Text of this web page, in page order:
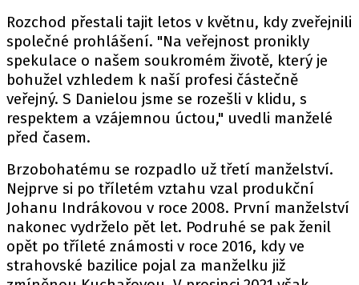
Rozchod přestali tajit letos v květnu, kdy zveřejnili
společné prohlášení. "Na veřejnost pronikly
spekulace o našem soukromém životě, který je
bohužel vzhledem k naší profesi částečně
veřejný. S Danielou jsme se rozešli v klidu, s
respektem a vzájemnou úctou," uvedli manželé
před časem.
Brzobohatému se rozpadlo už třetí manželství.
Nejprve si po tříletém vztahu vzal produkční
Johanu Indrákovou v roce 2008. První manželství
nakonec vydrželo pět let. Podruhé se pak ženil
opět po tříleté známosti v roce 2016, kdy ve
strahovské bazilice pojal za manželku již